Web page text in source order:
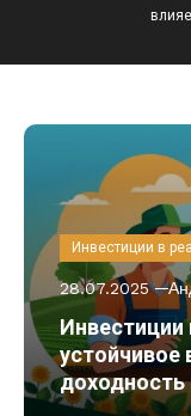
Инвестиции в
28.07.2025
Инвестиции
устойчивое
доходность